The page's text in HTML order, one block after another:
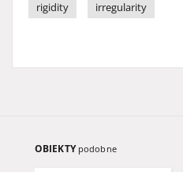
rigidity
irregularity
OBIEKTY podobne